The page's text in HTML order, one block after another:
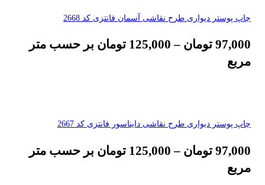
چاپ پوستر دیواری طرح نقاشی آسمان فانتزی کد 2668
97,000 تومان –
125,000 تومان بر حسب متر
مربع
چاپ پوستر دیواری طرح نقاشی دایناسور فانتزی کد 2667
97,000 تومان –
125,000 تومان بر حسب متر
مربع